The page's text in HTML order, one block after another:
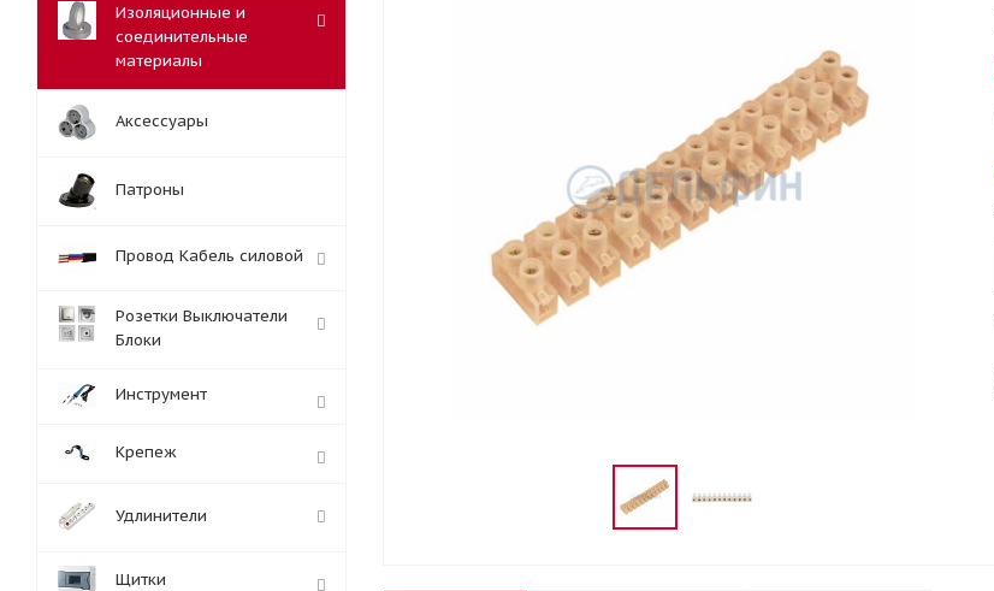
Изоляционные и
соединительные
материалы
Аксессуары
Патроны
Провод Кабель силовой
Розетки Выключатели
Блоки
Инструмент
Крепеж
Удлинители
Щитки